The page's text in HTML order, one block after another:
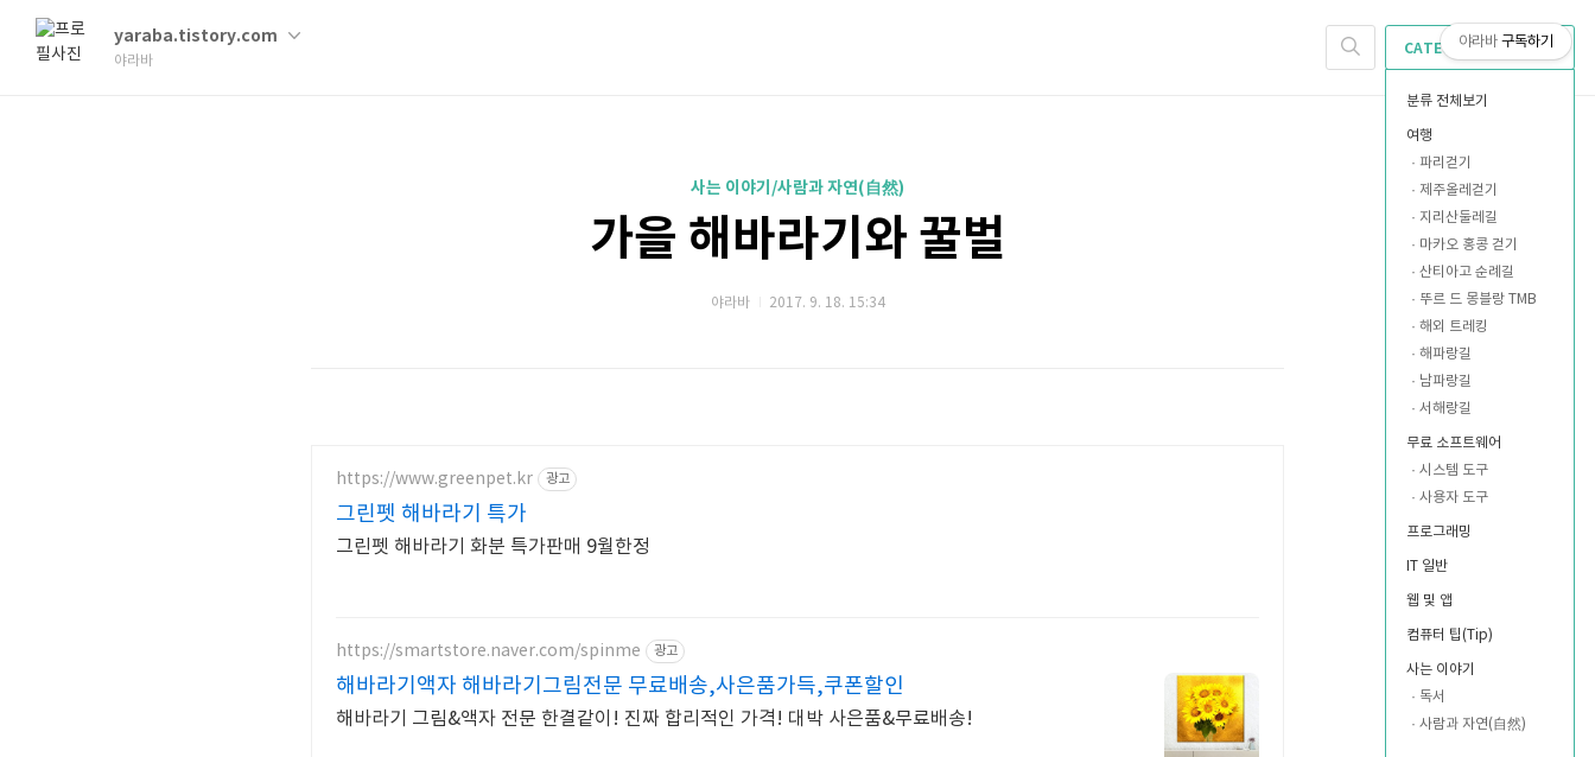
yaraba.tistory.com
야라바
CATEGORY
분류 전체보기
여행
파리걷기
제주올레걷기
지리산둘레길
마카오 홍콩 걷기
산티아고 순례길
뚜르 드 몽블랑 TMB
해외 트레킹
해파랑길
남파랑길
서해랑길
무료 소프트웨어
시스템 도구
사용자 도구
프로그래밍
IT 일반
웹 및 앱
컴퓨터 팁(Tip)
사는 이야기
독서
사람과 자연(自然)
사는 이야기/사람과 자연(自然)
가을 해바라기와 꿀벌
야라바 2017. 9. 18. 15:34
https://www.greenpet.kr 광고
그린펫 해바라기 특가
그린펫 해바라기 화분 특가판매 9월한정
https://smartstore.naver.com/spinme 광고
해바라기액자 해바라기그림전문 무료배송,사은품가득,쿠폰할인
해바라기 그림&액자 전문 한결같이! 진짜 합리적인 가격! 대박 사은품&무료배송!
야라바 구독하기